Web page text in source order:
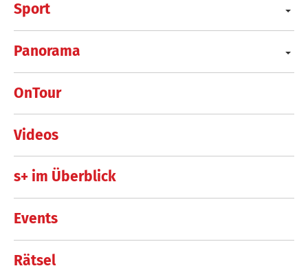
Sport
Panorama
OnTour
Videos
s+ im Überblick
Events
Rätsel